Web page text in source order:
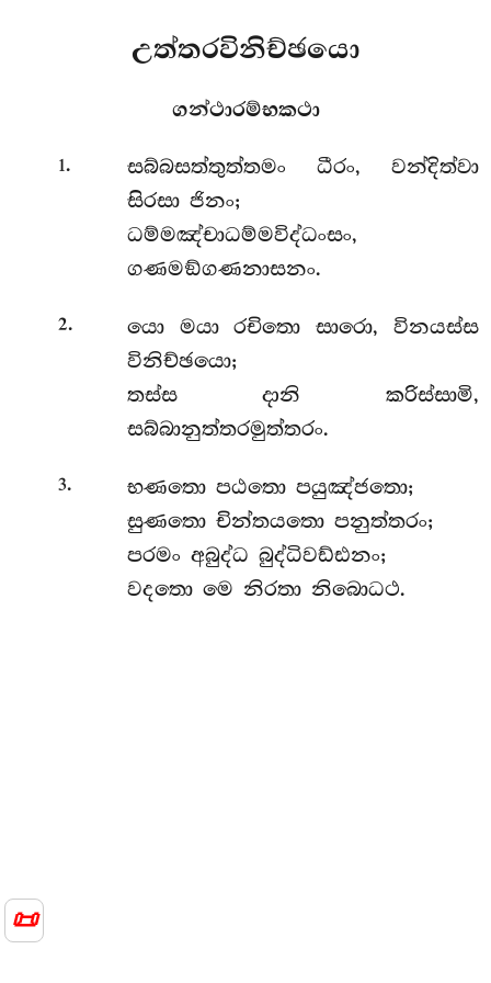
📜
උත්තරවිනිච්ඡයො
ගන්ථාරම්භකථා
1. සබ්බසත්තුත්තමං ධීරං, වන්දිත්වා
සිරසා ජිනං;
ධම්මඤ්චාධම්මවිද්ධංසං,
ගණමඞ්ගණනාසනං.
2.
යො මයා රචිතො සාරො, විනයස්ස
විනිච්ඡයො;
තස්ස දානි කරිස්සාමි,
සබ්බානුත්තරමුත්තරං.
3.
භණතො පඨතො පයුඤ්ජතො;
සුණතො චින්තයතො පනුත්තරං;
පරමං අබුද්ධ බුද්ධිවඩ්ඪනං;
වදතො මෙ නිරතා නිබොධථ.